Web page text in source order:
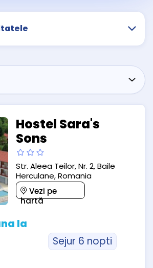
Hostel Sara's
Sons
Str. Aleea Teilor, Nr. 2, Baile
Herculane, Romania
Vezi pe
hartă
la
Sejur 6 nopti